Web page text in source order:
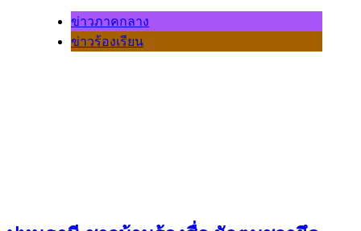
ข่าวภาคกลาง
ข่าวร้องเรียน